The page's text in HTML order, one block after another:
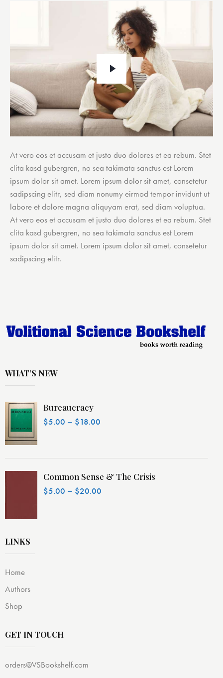
At vero eos et accusam et justo duo dolores et ea rebum. Stet
clita kasd gubergren, no sea takimata sanctus est Lorem
ipsum dolor sit amet. Lorem ipsum dolor sit amet, consetetur
sadipscing elitr, sed diam nonumy eirmod tempor invidunt ut
labore et dolore magna aliquyam erat, sed diam voluptua.
At vero eos et accusam et justo duo dolores et ea rebum. Stet
clita kasd gubergren, no sea takimata sanctus est Lorem
ipsum dolor sit amet. Lorem ipsum dolor sit amet, consetetur
sadipscing elitr.
WHAT’S NEW
Bureaucracy
$5.00 – $18.00
Common Sense & The Crisis
$5.00 – $20.00
LINKS
Home
Authors
Shop
GET IN TOUCH
orders@VSBookshelf.com